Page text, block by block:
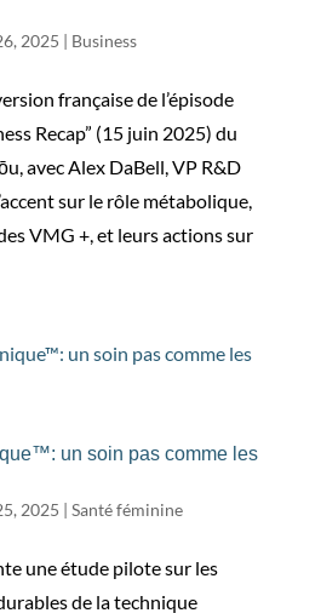
2025 | Business
française de l’épisode
Recap” (15 juin 2025) du
avec Alex DaBell, VP R&D
sur le rôle métabolique,
VMG +, et leurs actions sur
un soin pas comme les
2025 | Santé féminine
une étude pilote sur les
de la technique